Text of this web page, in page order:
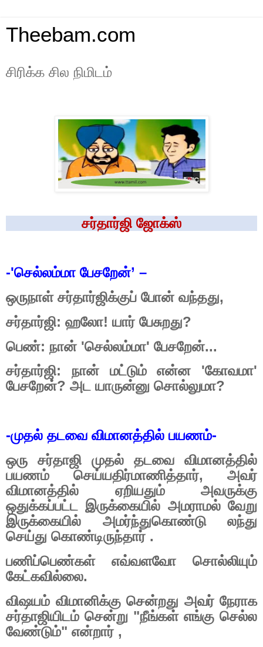
Theebam.com
சிரிக்க சில நிமிடம்
சர்தார்ஜி ஜோக்ஸ்
-'செல்லம்மா பேசறேன்’ –
ஒருநாள் சர்தார்ஜிக்குப் போன் வந்தது,
சர்தார்ஜி: ஹலோ! யார் பேசுறது?
பெண்: நான் 'செல்லம்மா' பேசறேன்...
சர்தார்ஜி: நான் மட்டும் என்ன 'கோவமா'
பேசறேன்? அட யாருன்னு சொல்லுமா?
-முதல் தடவை விமானத்தில் பயணம்-
ஒரு சர்தாஜி முதல் தடவை விமானத்தில்
பயணம் செய்யதிர்மாணித்தார், அவர்
விமானத்தில் ஏறியதும் அவருக்கு
ஒதுக்கப்பட்ட இருக்கையில் அமராமல் வேறு
இருக்கையில் அமர்ந்துகொண்டு லந்து
செய்து கொண்டிருந்தார் .
பணிப்பெண்கள் எவ்வளவோ சொல்லியும்
கேட்கவில்லை.
விஷயம் விமானிக்கு சென்றது அவர் நேராக
சர்தாஜியிடம் சென்று "நீங்கள் எங்கு செல்ல
வேண்டும்" என்றார் ,